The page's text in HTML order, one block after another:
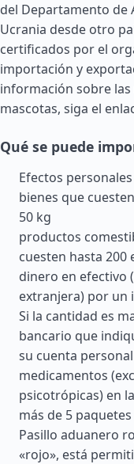
del Departamento de
Ucrania desde otro
certificados por el
importación y
información sobre
mascotas, siga el
Qué se puede
Efectos personales
bienes que
50 kg
productos
cuesten hasta 200
dinero en efectivo
extranjera) por un
Si la cantidad es
bancario que
su cuenta personal
medicamentos
psicotrópicas) en
más de 5
Pasillo aduanero
«rojo», está